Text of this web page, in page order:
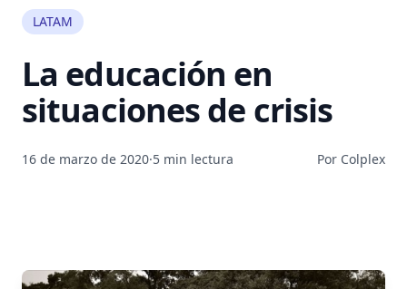
LATAM
La educación en
situaciones de crisis
16 de marzo de 2020·5 min lectura Por Colplex